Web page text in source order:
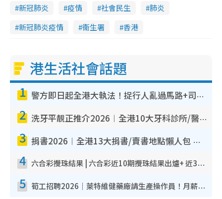
新冠肺炎 疫情 社會民生
肺炎
新冠肺炎疫情
衞生署 香港
港生活社會話題
1 警方即日起全港大執法！捉行人亂過馬路+司機不專注駕駛！亂過馬路罰$2000
2 洗牙平靚正推介2026︱全港10大牙科診所/醫院懶人包 夜診至8點/鎮靜潔牙/醫療券適用
3 捐書2026︱全港13大捐書/賣書地點懶人包 二手課本最高$150＋舊書換免費咖啡/戲票
4 六合彩攪珠結果 | 六合彩近10期攪珠結果出爐+ 近30期最旺熱門中獎號碼
5 筍工招聘2026｜萊特維健藥廠請生產操作員！月薪高達$1.7萬 冷氣廠房/五天工作/保證雙糧